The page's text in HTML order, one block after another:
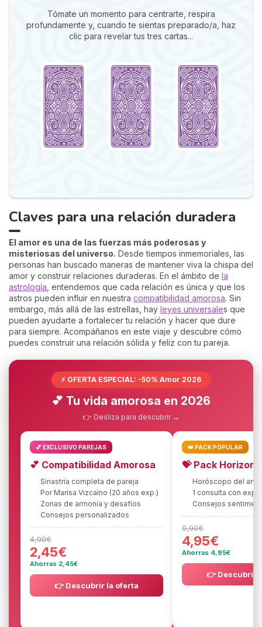
Tómate un momento para centrarte, respira
profundamente y, cuando te sientas preparado/a, haz
clic para revelar tus tres cartas...
Claves para una relación duradera
El amor es una de las fuerzas más poderosas y
misteriosas del universo. Desde tiempos inmemoriales, las
personas han buscado maneras de mantener viva la chispa del
amor y construir relaciones duraderas. En el ámbito de la
astrología , entendemos que cada relación es única y que los
astros pueden influir en nuestra compatibilidad amorosa. Sin
embargo, más allá de las estrellas, hay leyes universales que
pueden ayudarte a fortalecer tu relación y hacer que dure
para siempre. Acompáñanos en este viaje y descubre cómo
puedes construir una relación sólida y feliz con tu pareja.
⚡ OFERTA ESPECIAL: -50% Amor 2026
💕 Tu vida amorosa en 2026
👉 Desliza para descubrir →
💕 EXCLUSIVO PAREJAS
💕 Compatibilidad Amorosa
Sinastría completa de pareja
Por Marisa Vizcaíno (20 años exp.)
Zonas de armonía y desafíos
Consejos personalizados
4,90€
2,45€
Ahorras 2,45€
👉 Descubrir la oferta
👑 PACK POPULAR
💝 Pack
Horóscopo del
1 consulta con
Consejos
9,90€
4,95€
Ahorras 4,95€
👉 Descubrir